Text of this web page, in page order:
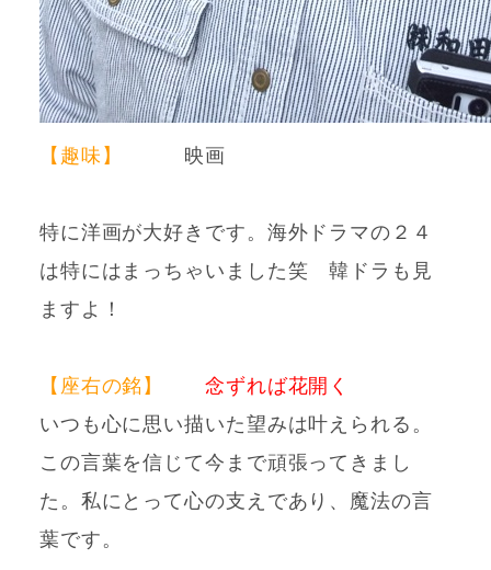
【趣味】 映画
特に洋画が大好きです。海外ドラマの２４
は特にはまっちゃいました笑 韓ドラも見
ますよ！
【座右の銘】
念ずれば花開く
いつも心に思い描いた望みは叶えられる。
この言葉を信じて今まで頑張ってきまし
た。私にとって心の支えであり、魔法の言
葉です。